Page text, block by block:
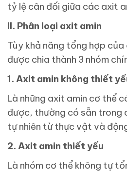
tỷ lệ cân đối giữa các axit
II. Phân loại axit amin
Tùy khả năng tổng hợp
được chia thành 3 nhóm
1. Axit amin không thiết
Là những axit amin cơ thể
được, thường có sẵn trong
tự nhiên từ thực vật và
2. Axit amin thiết yếu
Là nhóm cơ thể không tự